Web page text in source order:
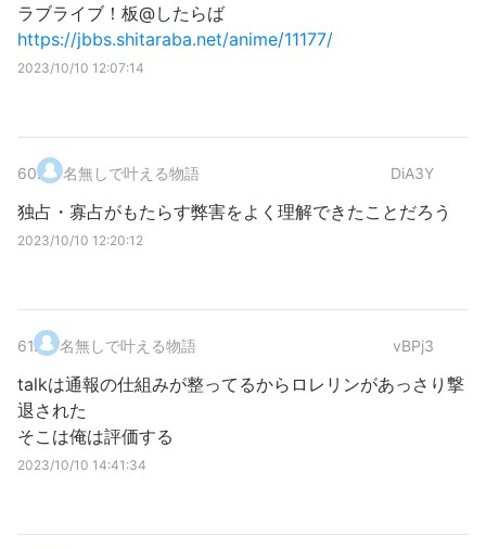
ラブライブ！板@したらば
https://jbbs.shitaraba.net/anime/11177/
2023/10/10 12:07:14
60. 名無しで叶える物語 DiA3Y
独占・寡占がもたらす弊害をよく理解できたことだろう
2023/10/10 12:20:12
61. 名無しで叶える物語 vBPj3
talkは通報の仕組みが整ってるからロレリンがあっさり撃
退された
そこは俺は評価する
2023/10/10 14:41:34